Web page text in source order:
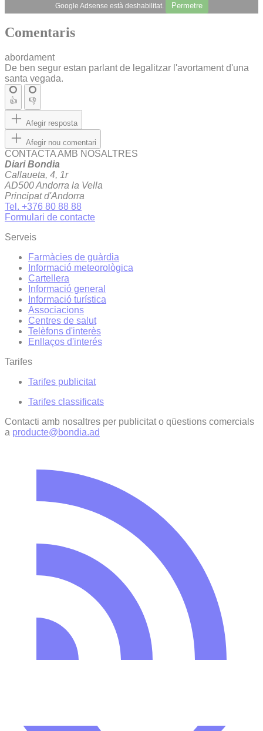
Google Adsense està deshabilitat. Permetre
Comentaris
abordament
De ben segur estan parlant de legalitzar l'avortament d'una
santa vegada.
👍 👎
Afegir resposta
Afegir nou comentari
CONTACTA AMB NOSALTRES
Diari Bondia
Callaueta, 4, 1r
AD500 Andorra la Vella
Principat d'Andorra
Tel. +376 80 88 88
Formulari de contacte
Serveis
Farmàcies de guàrdia
Informació meteorològica
Cartellera
Informació general
Informació turística
Associacions
Centres de salut
Telèfons d'interès
Enllaços d'interés
Tarifes
Tarifes publicitat
Tarifes classificats
Contacti amb nosaltres per publicitat o qüestions comercials
a producte@bondia.ad